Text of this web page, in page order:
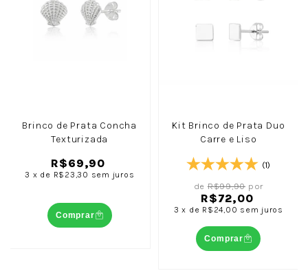
Brinco de Prata Concha
Texturizada
R$69,90
3 x de R$23,30 sem juros
Comprar
Kit Brinco de Prata Duo
Carre e Liso
(1)
deR$99,90 por
R$72,00
3 x de R$24,00 sem juros
Comprar